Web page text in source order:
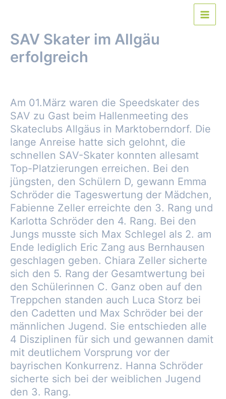
Main
SAV Skater im Allgäu
erfolgreich
Am 01.März waren die Speedskater des
SAV zu Gast beim Hallenmeeting des
Skateclubs Allgäus in Marktoberndorf. Die
lange Anreise hatte sich gelohnt, die
schnellen SAV-Skater konnten allesamt
Top-Platzierungen erreichen. Bei den
jüngsten, den Schülern D, gewann Emma
Schröder die Tageswertung der Mädchen,
Fabienne Zeller erreichte den 3. Rang und
Karlotta Schröder den 4. Rang. Bei den
Jungs musste sich Max Schlegel als 2. am
Ende lediglich Eric Zang aus Bernhausen
geschlagen geben. Chiara Zeller sicherte
sich den 5. Rang der Gesamtwertung bei
den Schülerinnen C. Ganz oben auf den
Treppchen standen auch Luca Storz bei
den Cadetten und Max Schröder bei der
männlichen Jugend. Sie entschieden alle
4 Disziplinen für sich und gewannen damit
mit deutlichem Vorsprung vor der
bayrischen Konkurrenz. Hanna Schröder
sicherte sich bei der weiblichen Jugend
den 3. Rang.